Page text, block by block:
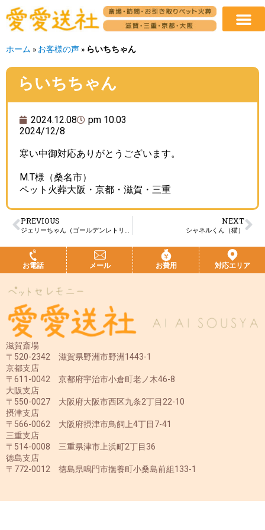
ホーム » お客様の声 » らいちちゃん
らいちちゃん
2024.12.08
pm 10:03
2024/12/8
寒い中御対応ありがとうございます。
M.T様（桑名市）
ペット火葬大阪・京都・滋賀・三重
PREVIOUS
ジェリーちゃん（ゴールデンレトリバー）
NEXT
シャネルくん（猫）
お電話 メール お費用 対応エリア
滋賀斎場
〒520-2342 滋賀県野洲市野洲1443-1
京都支店
〒611-0042 京都府宇治市小倉町老ノ木46-8
大阪支店
〒550-0027 大阪府大阪市西区九条2丁目22-10
摂津支店
〒566-0062 大阪府摂津市鳥飼上4丁目7-41
三重支店
〒514-0008 三重県津市上浜町2丁目36
徳島支店
〒772-0012 徳島県鳴門市撫養町小桑島前組133-1